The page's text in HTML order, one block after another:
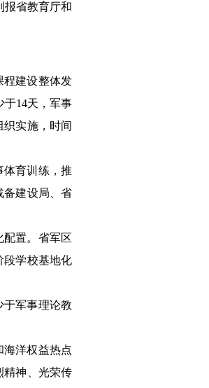
报省教育厅和
程建设整体发
于14天，军事
实施，时间
育训练，推
备建设局、省
置。省军区
段学校基地化
军事理论教
洋权益热点
精神、光荣传